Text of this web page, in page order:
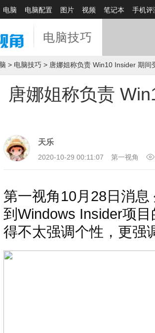
电脑 电脑配置 图片 视频 笔记本 手机评
电脑技巧
> 电脑技巧 > 唐娜姐称负责 Win10 Insider 期间
唐娜姐称负责
天乐
2020-10-29 00:11:07 第一视角
第一视角10月28日消
到Windows Insider项
得不太强调个性，更强